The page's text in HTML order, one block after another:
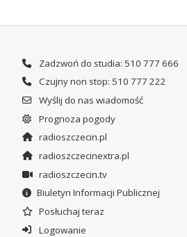
Zadzwoń do studia: 510 777 666
Czujny non stop: 510 777 222
Wyślij do nas wiadomość
Prognoza pogody
radioszczecin.pl
radioszczecinextra.pl
radioszczecin.tv
Biuletyn Informacji Publicznej
Posłuchaj teraz
Logowanie